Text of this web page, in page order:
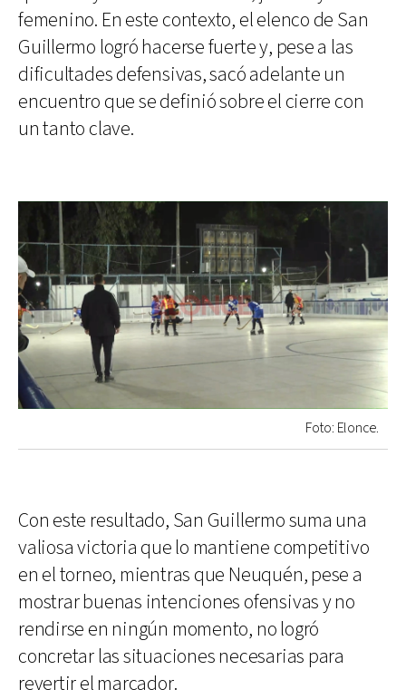
femenino. En este contexto, el elenco de San
Guillermo logró hacerse fuerte y, pese a las
dificultades defensivas, sacó adelante un
encuentro que se definió sobre el cierre con
un tanto clave.
Foto: Elonce.
Con este resultado, San Guillermo suma una
valiosa victoria que lo mantiene competitivo
en el torneo, mientras que Neuquén, pese a
mostrar buenas intenciones ofensivas y no
rendirse en ningún momento, no logró
concretar las situaciones necesarias para
revertir el marcador.